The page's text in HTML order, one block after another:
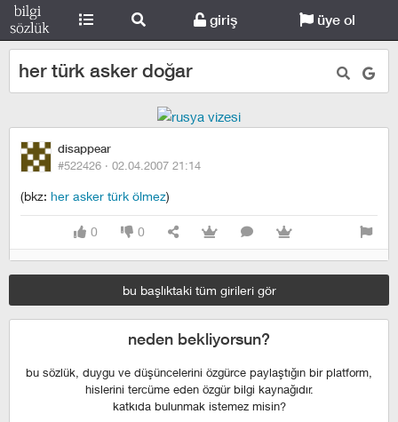
giriş üye ol
her türk asker doğar
disappear
#522426 · 02.04.2007 21:14
(bkz: her asker türk ölmez)
0 0
bu başlıktaki tüm girileri gör
neden bekliyorsun?
bu sözlük, duygu ve düşüncelerini özgürce paylaştığın bir platform,
hislerini tercüme eden özgür bilgi kaynağıdır.
katkıda bulunmak istemez misin?